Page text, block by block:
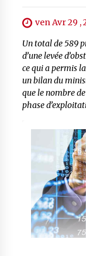
ven Avr 29 ,
Un total de 589
d’une levée
ce qui a permis
un bilan du
que le nombre
phase